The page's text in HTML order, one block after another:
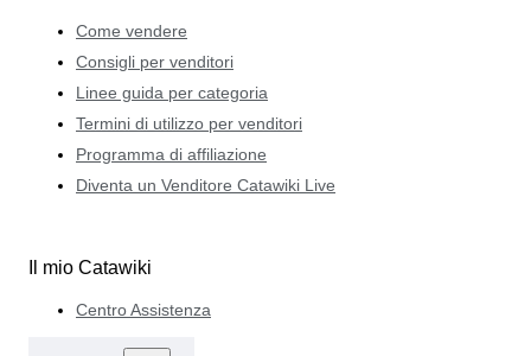
Come vendere
Consigli per venditori
Linee guida per categoria
Termini di utilizzo per venditori
Programma di affiliazione
Diventa un Venditore Catawiki Live
Il mio Catawiki
Centro Assistenza